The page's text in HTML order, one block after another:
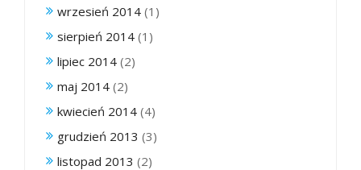
wrzesień 2014 (1)
sierpień 2014 (1)
lipiec 2014 (2)
maj 2014 (2)
kwiecień 2014 (4)
grudzień 2013 (3)
listopad 2013 (2)